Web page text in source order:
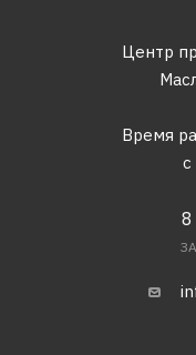
Центр
Время
с
8